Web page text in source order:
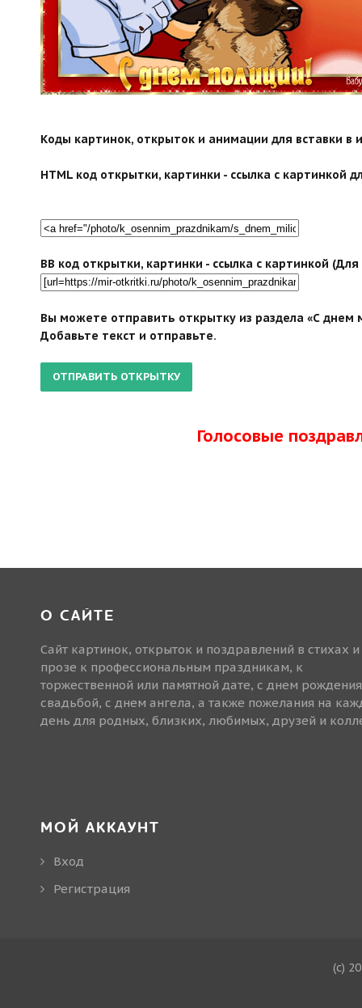
search">
Коды картинок, открыток и анимации для вставки в
HTML код открытки, картинки - ссылка с картинкой
BB код открытки, картинки - ссылка с картинкой
Вы можете отправить открытку из раздела «С днем
Добавьте текст и отправьте.
Голосовые
О САЙТЕ
Сайт картинок, открыток и поздравлений в стихах и
прозе к профессиональным праздникам, к
торжественной или памятной дате, с днем
свадьбой, с днем ангела, а также пожелания на
день для родных, близких, любимых, друзей и
МОЙ АККАУНТ
Вход
Регистрация
(c)